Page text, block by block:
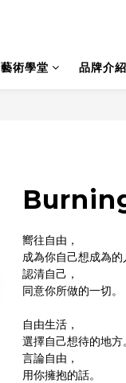
藝術學堂 品牌介紹
嚮往自由，
成為你自己想成為的
認清自己，
同意你所做的一切。
自由生活，
選擇自己想待的地方。
言論自由，
用你擁抱的話。